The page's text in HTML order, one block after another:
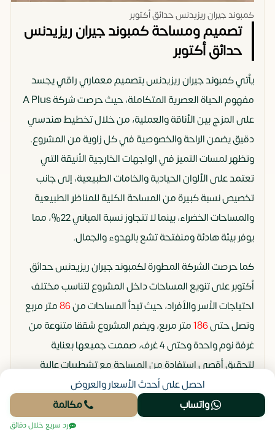
كمبوند جيران ريزيدنس حدائق أكتوبر
تصميم ومساحة كمبوند جيران ريزيدنس
حدائق أكتوبر
يأتي كمبوند جيران ريزيدنس بتصميم معماري راقي يجسد
مفهوم الحياة العصرية المتكاملة، حيث حرصت شركة A Plus
على المزج بين الأناقة والعملية، من خلال تخطيط هندسي
دقيق يضمن الراحة والخصوصية في كل زاوية من المشروع.
وتظهر لمسات التميز في الواجهات الخارجية الأنيقة التي
تعتمد على الألوان الحيادية والخامات الطبيعية، إلى جانب
تخصيص نسبة كبيرة من المساحة الكلية للمناظر الطبيعية
والمساحات الخضراء، بينما لا تتجاوز نسبة المباني 22%، مما
يوفر بيئة هادئة ومنفتحة تشع بالهدوء والجمال.
كما حرصت الشركة المطورة لكمبوند جيران ريزيدنس حدائق
أكتوبر على تنويع المساحات داخل المشروع لتناسب مختلف
احتياجات الأسر والأفراد، حيث تبدأ المساحات من86متر مربع
وتصل حتى186متر مربع، ويضم المشروع شققا متنوعة من
غرفة نوم واحدة وحتى 4 غرف، صممت جميعها بعناية
لتحقيق أقصى استفادة من المساحة مع تشطيبات عالية
الجودة، مما يجعله اختيارا مثاليا لكل من يبحث عن سكن
يجمع بين الخصوصية والراحة والذوق الرفيع.
أسعار وأنظمة الدفع والسداد في Jiran
احصل على أحدث الأسعار والعروض
واتساب
مكالمة
رد سريع خلال دقائق